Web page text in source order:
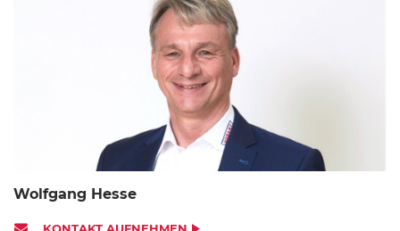
Wolfgang Hesse
KONTAKT AUFNEHMEN